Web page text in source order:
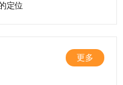
定位
更多